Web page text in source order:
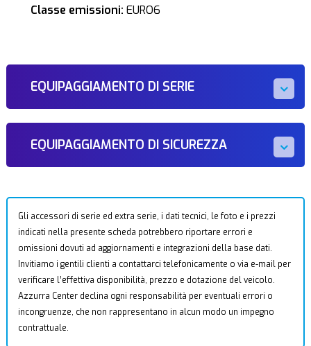
Classe emissioni: EURO6
EQUIPAGGIAMENTO DI SERIE
EQUIPAGGIAMENTO DI SICUREZZA
Gli accessori di serie ed extra serie, i dati tecnici, le foto e i prezzi
indicati nella presente scheda potrebbero riportare errori e
omissioni dovuti ad aggiornamenti e integrazioni della base dati.
Invitiamo i gentili clienti a contattarci telefonicamente o via e-mail per
verificare l’effettiva disponibilità, prezzo e dotazione del veicolo.
Azzurra Center declina ogni responsabilità per eventuali errori o
incongruenze, che non rappresentano in alcun modo un impegno
contrattuale.